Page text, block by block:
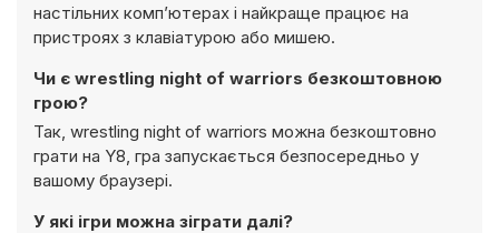
настільних комп’ютерах і найкраще працює на
пристроях з клавіатурою або мишею.
Чи є wrestling night of warriors безкоштовною
грою?
Так, wrestling night of warriors можна безкоштовно
грати на Y8, гра запускається безпосередньо у
вашому браузері.
У які ігри можна зіграти далі?